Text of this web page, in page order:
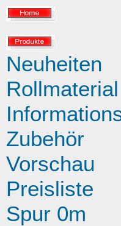
Neuheiten
Rollmaterial
Zubehör
Vorschau
Preisliste
Spur 0m